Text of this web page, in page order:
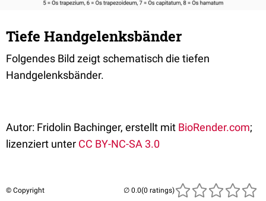
Tiefe Handgelenksbänder
Folgendes Bild zeigt schematisch die tiefen
Handgelenksbänder.
Autor: Fridolin Bachinger, erstellt mit BioRender.com;
lizenziert unter CC BY-NC-SA 3.0
© Copyright (0 ratings)